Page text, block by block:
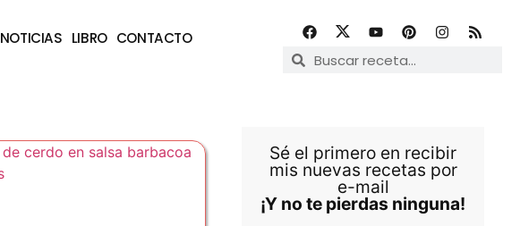
NOTICIAS LIBRO CONTACTO
Sé el primero en recibir
mis nuevas recetas por
e-mail
¡Y no te pierdas ninguna!